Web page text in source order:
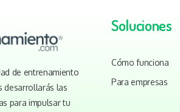
de entrenamiento
desarrollarás las
para impulsar tu
Soluciones
Cómo funciona
Para empresas